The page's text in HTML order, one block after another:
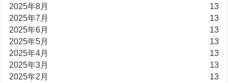
2025年8月
13
2025年7月
13
2025年6月
13
2025年5月
13
2025年4月
13
2025年3月
13
2025年2月
13